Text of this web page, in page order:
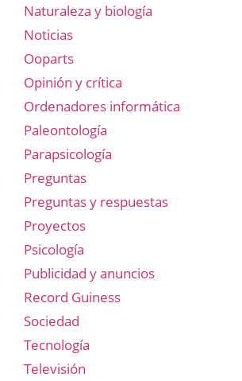
Naturaleza y biología
Noticias
Ooparts
Opinión y crítica
Ordenadores informática
Paleontología
Parapsicología
Preguntas
Preguntas y respuestas
Proyectos
Psicología
Publicidad y anuncios
Record Guiness
Sociedad
Tecnología
Televisión